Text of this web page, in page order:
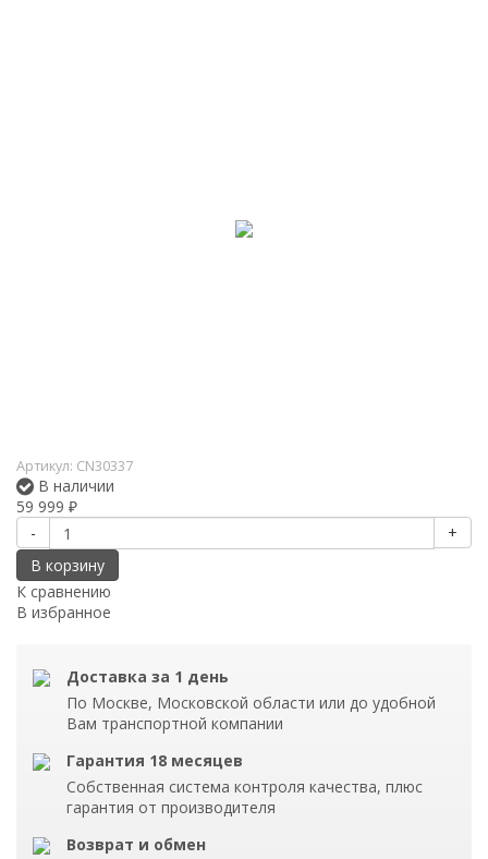
Артикул: CN30337
В наличии
59 999 ₽
-
+
В корзину
К сравнению
В избранное
Доставка за 1 день
По Москве, Московской области или до удобной
Вам транспортной компании
Гарантия 18 месяцев
Собственная система контроля качества, плюс
гарантия от производителя
Возврат и обмен